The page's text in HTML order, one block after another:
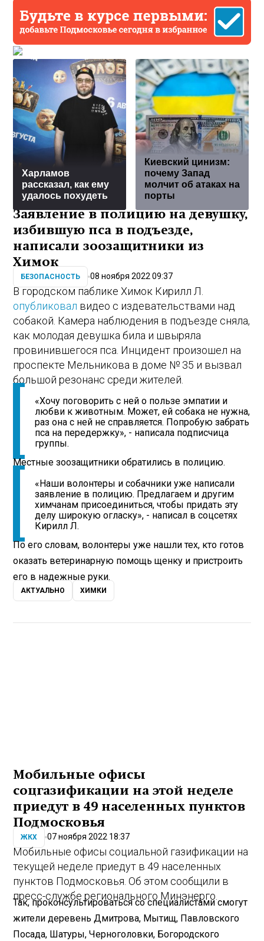
Харламов
рассказал, как ему
удалось похудеть
Киевский цинизм:
почему Запад
молчит об атаках на
порты
Заявление в полицию на девушку,
избившую пса в подъезде,
написали зоозащитники из
Химок
БЕЗОПАСНОСТЬ 08 ноября 2022 09:37
В городском паблике Химок Кирилл Л.
опубликовал видео с издевательствами над
собакой. Камера наблюдения в подъезде сняла,
как молодая девушка била и швыряла
провинившегося пса. Инцидент произошел на
проспекте Мельникова в доме № 35 и вызвал
большой резонанс среди жителей.
«Хочу поговорить с ней о пользе эмпатии и
любви к животным. Может, ей собака не нужна,
раз она с ней не справляется. Попробую забрать
пса на передержку», - написала подписчица
группы.
Местные зоозащитники обратились в полицию.
«Наши волонтеры и собачники уже написали
заявление в полицию. Предлагаем и другим
химчанам присоединиться, чтобы придать эту
делу широкую огласку», - написал в соцсетях
Кирилл Л.
По его словам, волонтеры уже нашли тех, кто готов
оказать ветеринарную помощь щенку и пристроить
его в надежные руки.
АКТУАЛЬНО ХИМКИ
Мобильные офисы
соцгазификации на этой неделе
приедут в 49 населенных пунктов
Подмосковья
ЖКХ 07 ноября 2022 18:37
Мобильные офисы социальной газификации на
текущей неделе приедут в 49 населенных
пунктов Подмосковья. Об этом сообщили в
пресс-службе регионального Минэнерго.
Так, проконсультироваться со специалистами смогут
жители деревень Дмитрова, Мытищ, Павловского
Посада, Шатуры, Черноголовки, Богородского